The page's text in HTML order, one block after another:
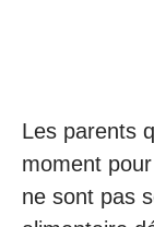
Les parents
moment
ne sont pas